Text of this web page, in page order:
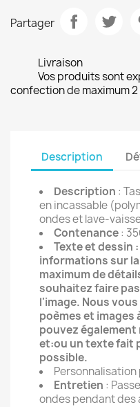
Partager
Livraison
Vos produits sont
confection de maximum 2
Description
Description :
en incassable
ondes et lave-
Contenance:
Texte et dessin :
informations sur
maximum de
souhaitez faire
l'image. Nous
poèmes et images
pouvez
et:ou un texte fait
possible.
Entretien :
ondes pendant des